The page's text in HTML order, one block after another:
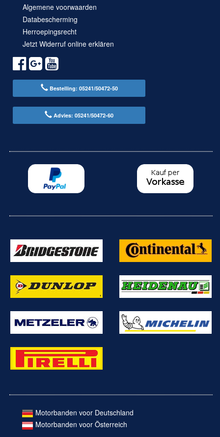
Algemene voorwaarden
Databescherming
Herroepingsrecht
Jetzt Widerruf online erklären
Bestelling: 05241/50472-50
Advies: 05241/50472-60
Motorbanden voor Deutschland
Motorbanden voor Österreich